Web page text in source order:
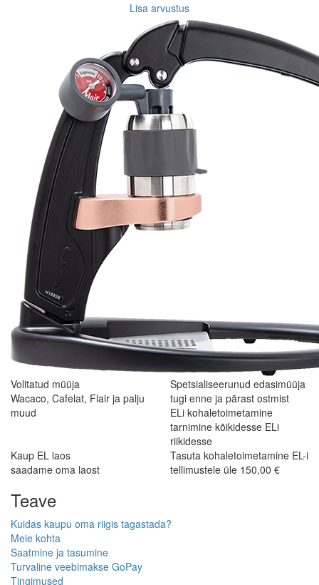
Lisa arvustus
Volitatud müüja
Wacaco, Cafelat, Flair ja palju
muud
Spetsialiseerunud edasimüüja
tugi enne ja pärast ostmist
ELi kohaletoimetamine
tarnimine kõikidesse ELi
riikidesse
Kaup EL laos
saadame oma laost
Tasuta kohaletoimetamine EL-i
tellimustele üle 150,00 €
Teave
Kuidas kaupu oma riigis tagastada?
Meie kohta
Saatmine ja tasumine
Turvaline veebimakse GoPay
Tingimused